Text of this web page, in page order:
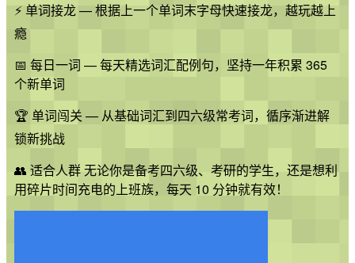
⚡ 单词接龙 — 根据上一个单词末字母快速接龙，越玩越上
瘾
📅 每日一词 — 每天精选词汇配例句，坚持一年积累 365
个新单词
🏆 单词闯关 — 从基础词汇到四六级常考词，循序渐进解
锁新挑战
👥 适合人群 无论你是备考四六级、考研的学生，还是想利
用碎片时间充电的上班族，每天 10 分钟就有效！